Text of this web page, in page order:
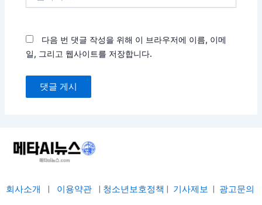
다음 번 댓글 작성을 위해 이 브라우저에 이름, 이메
일, 그리고 웹사이트를 저장합니다.
회사소개 | 이용약관 | 청소년보호정책 | 기사제보 | 광고문의